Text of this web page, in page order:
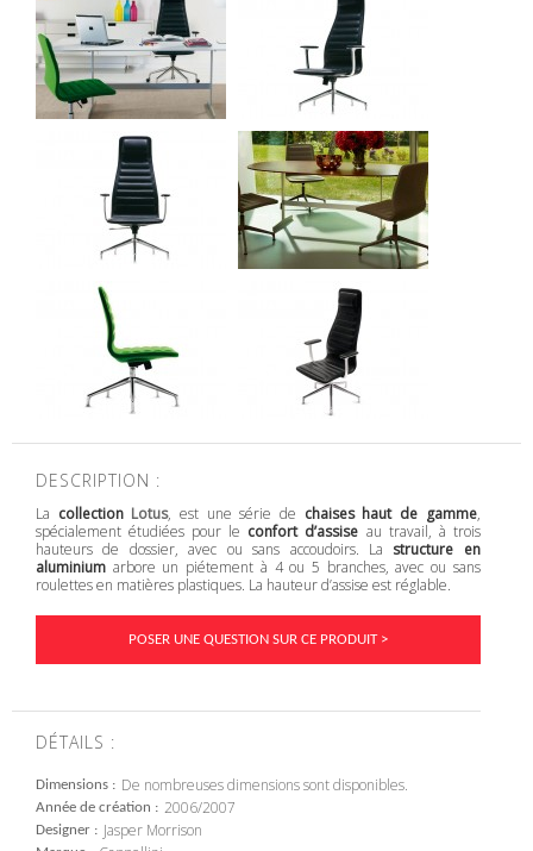
DESCRIPTION :
La collection Lotus, est une série de chaises haut de gamme,
spécialement étudiées pour le confort d’assise au travail, à trois
hauteurs de dossier, avec ou sans accoudoirs. La structure en
aluminium arbore un piétement à 4 ou 5 branches, avec ou sans
roulettes en matières plastiques. La hauteur d’assise est réglable.
POSER UNE QUESTION SUR CE PRODUIT >
DÉTAILS :
Dimensions De nombreuses dimensions sont disponibles.
Année de création 2006/2007
Designer Jasper Morrison